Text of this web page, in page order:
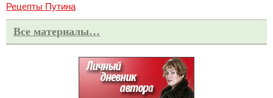
Рецепты Путина
Все материалы…